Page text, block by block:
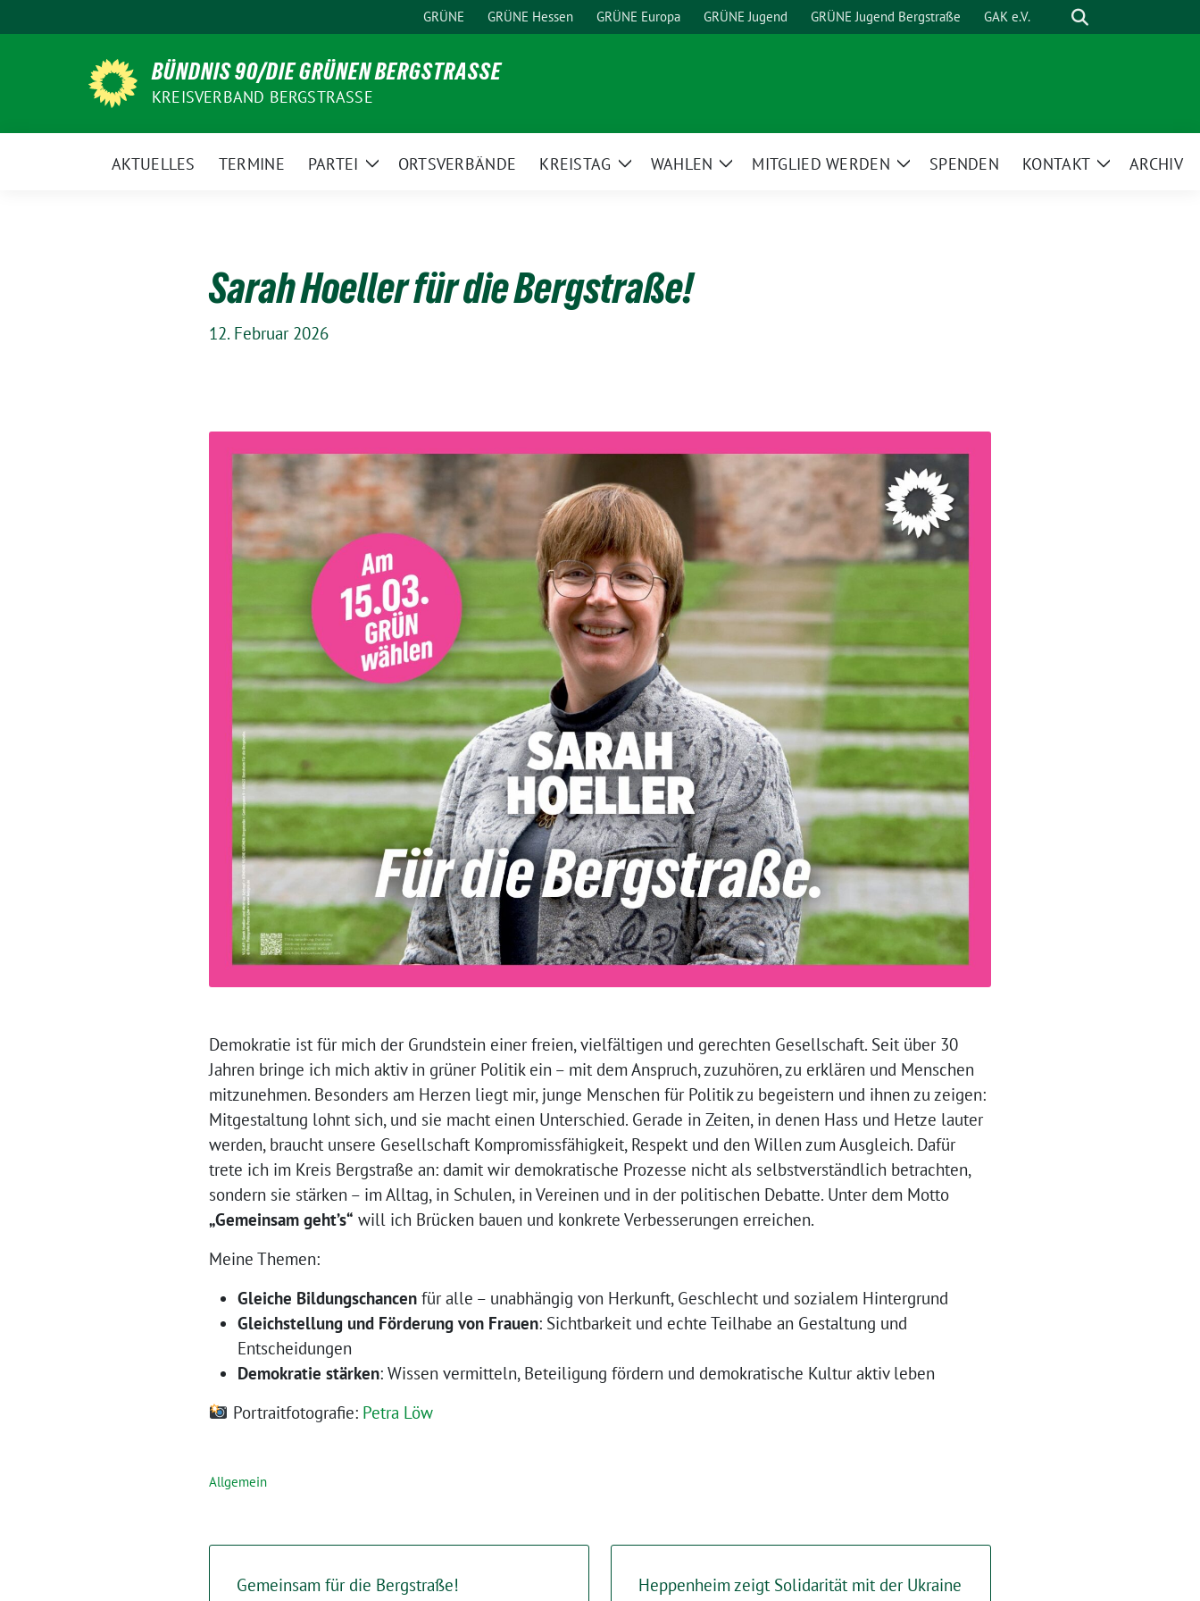
zum
GRÜNE GRÜNE Hessen GRÜNE Europa GRÜNE Jugend GRÜNE Jugend Bergstraße GAK e.V. Suche
BÜNDNIS 90/DIE GRÜNEN BERGSTRASSE
KREISVERBAND BERGSTRASSE
AKTUELLES TERMINE PARTEI
ZeigeORTSVERBÄNDE KREISTAG
ZeigeWAHLEN
ZeigeMITGLIED WERDEN
ZeigeSPENDEN KONTAKT
ZeigeARCHIV
Sarah Hoeller für die Bergstraße!
12. Februar 2026
Demokratie ist für mich der Grundstein einer freien, vielfältigen und gerechten Gesellschaft. Seit über 30
Jahren bringe ich mich aktiv in grüner Politik ein – mit dem Anspruch, zuzuhören, zu erklären und Menschen
mitzunehmen. Besonders am Herzen liegt mir, junge Menschen für Politik zu begeistern und ihnen zu zeigen:
Mitgestaltung lohnt sich, und sie macht einen Unterschied. Gerade in Zeiten, in denen Hass und Hetze lauter
werden, braucht unsere Gesellschaft Kompromissfähigkeit, Respekt und den Willen zum Ausgleich. Dafür
trete ich im Kreis Bergstraße an: damit wir demokratische Prozesse nicht als selbstverständlich betrachten,
sondern sie stärken – im Alltag, in Schulen, in Vereinen und in der politischen Debatte. Unter dem Motto
„Gemeinsam geht’s“ will ich Brücken bauen und konkrete Verbesserungen erreichen.
Meine Themen:
Gleiche Bildungschancen für alle – unabhängig von Herkunft, Geschlecht und sozialem Hintergrund
Gleichstellung und Förderung von Frauen: Sichtbarkeit und echte Teilhabe an Gestaltung und
Entscheidungen
Demokratie stärken: Wissen vermitteln, Beteiligung fördern und demokratische Kultur aktiv leben
Portraitfotografie: Petra Löw
Allgemein
Gemeinsam für die Bergstraße!
Heppenheim zeigt Solidarität mit der Ukraine